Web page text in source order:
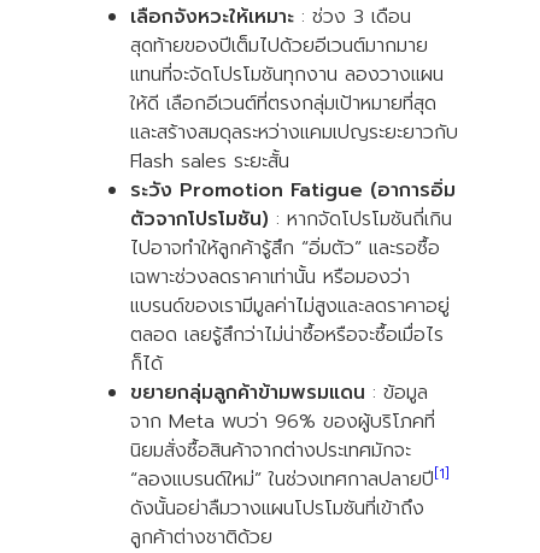
เลือกจังหวะให้เหมาะ : ช่วง 3 เดือน
สุดท้ายของปีเต็มไปด้วยอีเวนต์มากมาย
แทนที่จะจัดโปรโมชันทุกงาน ลองวางแผน
ให้ดี เลือกอีเวนต์ที่ตรงกลุ่มเป้าหมายที่สุด
และสร้างสมดุลระหว่างแคมเปญระยะยาวกับ
Flash sales ระยะสั้น
ระวัง Promotion Fatigue (อาการอิ่ม
ตัวจากโปรโมชัน) : หากจัดโปรโมชันถี่เกิน
ไปอาจทำให้ลูกค้ารู้สึก “อิ่มตัว” และรอซื้อ
เฉพาะช่วงลดราคาเท่านั้น หรือมองว่า
แบรนด์ของเรามีมูลค่าไม่สูงและลดราคาอยู่
ตลอด เลยรู้สึกว่าไม่น่าซื้อหรือจะซื้อเมื่อไร
ก็ได้
ขยายกลุ่มลูกค้าข้ามพรมแดน : ข้อมูล
จาก Meta พบว่า 96% ของผู้บริโภคที่
นิยมสั่งซื้อสินค้าจากต่างประเทศมักจะ
“ลองแบรนด์ใหม่” ในช่วงเทศกาลปลายปี[1]
ดังนั้นอย่าลืมวางแผนโปรโมชันที่เข้าถึง
ลูกค้าต่างชาติด้วย